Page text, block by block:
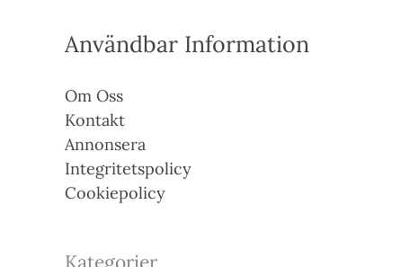
Användbar Information
Om Oss
Kontakt
Annonsera
Integritetspolicy
Cookiepolicy
Kategorier